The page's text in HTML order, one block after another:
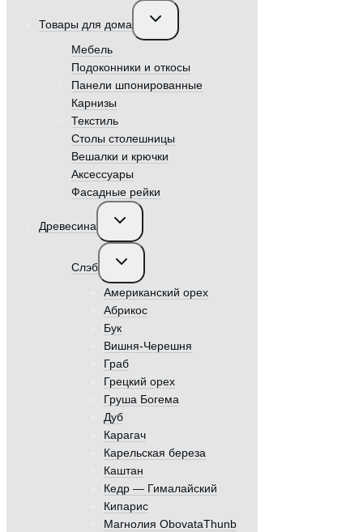
Товары для дома
Переключить
дочернее
Мебель
Подоконники и откосы
Панели шпонированные
Карнизы
Текстиль
Столы столешницы
Вешалки и крючки
Аксессуары
Фасадные рейки
Древесина
Переключить
дочернее
Слэб
Переключить
дочернее
Американский орех
Абрикос
Бук
Вишня-Черешня
Граб
Грецкий орех
Груша Богема
Дуб
Карагач
Карельская береза
Каштан
Кедр — Гималайский
Кипарис
Магнолия ObovataThunb